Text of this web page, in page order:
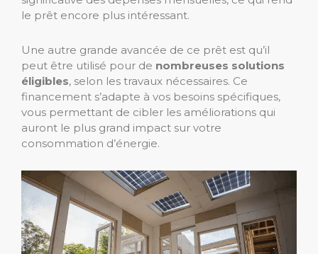
le prêt encore plus intéressant.
Une autre grande avancée de ce prêt est qu’il
peut être utilisé pour de nombreuses solutions
éligibles, selon les travaux nécessaires. Ce
financement s’adapte à vos besoins spécifiques,
vous permettant de cibler les améliorations qui
auront le plus grand impact sur votre
consommation d’énergie.